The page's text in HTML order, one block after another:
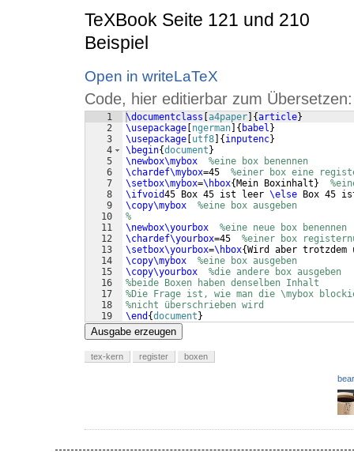
TeXBook Seite 121 und 210
Beispiel
Open in writeLaTeX
Code, hier editierbar zum Übersetzen:
1
2
3
4
5
6
7
8
9
10
11
12
13
14
15
16
17
18
19
\documentclass a4paper {article}
\usepackage ngerman { babel }
\usepackage utf8 { inputenc}
\begin{document }
\newbox\mybox
%eine box benennen
\chardef\mybox=45 %einer box eine
\setbox\mybox=\hbox{ Mein Boxinhalt }
\ifvoid45 Box 45 ist leer \else Box 45
\copy\mybox
%eine box ausgeben
%
\newbox\yourbox
%eine neue box benennen
\chardef\yourbox=45 %einer box
\setbox\yourbox=\hbox{Wird aber trotzdem
\copy\mybox
%eine box ausgeben
\copy\yourbox
%die andere box ausgeben
%beide Boxen haben denselben Inhalt
%Die Frage ist, wie man die \mybox
%nicht überschrieben wird
\end {document }
Ausgabe erzeugen
tex-kern register boxen